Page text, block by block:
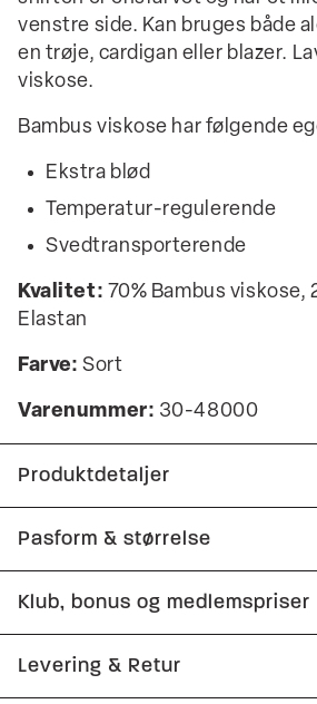
venstre side. Kan bruges både
en trøje, cardigan eller blazer.
viskose.
Bambus viskose har følgende
Ekstra blød
Temperatur-regulerende
Svedtransporterende
Kvalitet: 70% Bambus viskose,
Elastan
Farve: Sort
Varenummer: 30-48000
Produktdetaljer
God basis T-shirt til brug året
Logomærke nederst på
T-shirten har rund hals.
Pasform & størrelse
Fit:Slim fit
Model:Modellen er 187
Klub, bonus og medlemspriser
Tilmeld dig Club Wagner helt
Levering & Retur